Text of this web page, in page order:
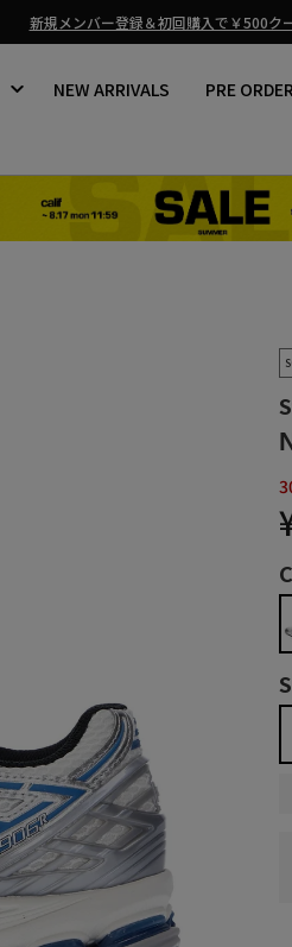
ス
イ
ー
を
止
熊本地震の影響による商品お届
NEW ARRIVALS PRE ORDER